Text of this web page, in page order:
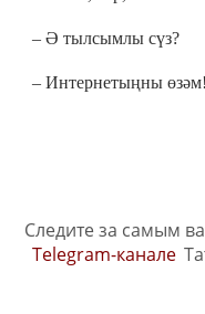
– Ә тылсымлы сүз?
– Интернетыңны өзәм!
Следите за самым
Telegram-канале